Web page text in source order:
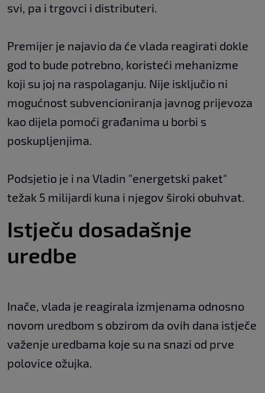
svi, pa i trgovci i distributeri.
Premijer je najavio da će vlada reagirati dokle
god to bude potrebno, koristeći mehanizme
koji su joj na raspolaganju. Nije isključio ni
mogućnost subvencioniranja javnog prijevoza
kao dijela pomoći građanima u borbi s
poskupljenjima.
Podsjetio je i na Vladin "energetski paket"
težak 5 milijardi kuna i njegov široki obuhvat.
Istječu dosadašnje
uredbe
Inače, vlada je reagirala izmjenama odnosno
novom uredbom s obzirom da ovih dana istječe
važenje uredbama koje su na snazi od prve
polovice ožujka.